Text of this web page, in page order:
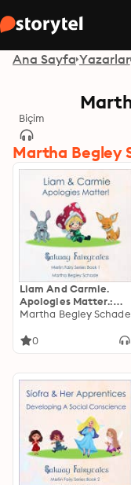
Ana Sayfa Yazarlar
Biçim
Martha Begley
Liam And Carmie.
Apologies Matter.:
Galway Fairytales -
Book 1
Martha Begley Schade
0